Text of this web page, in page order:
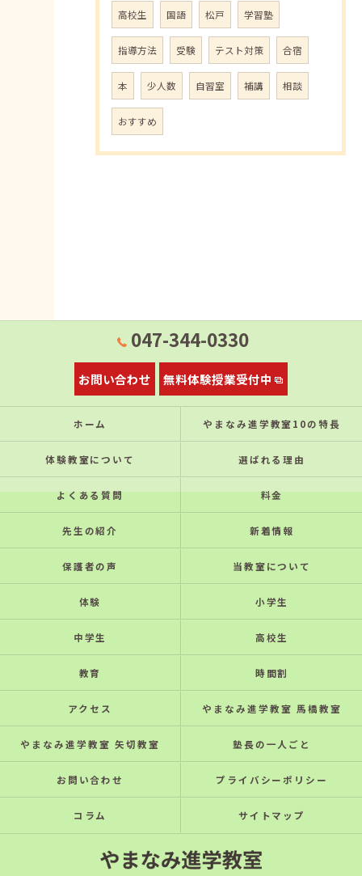
高校生 国語 松戸 学習塾
指導方法 受験 テスト対策 合宿
本 少人数 自習室 補講 相談
おすすめ
047-344-0330
お問い合わせ 無料体験授業受付中
ホーム やまなみ進学教室10の特⻑
体験教室について 選ばれる理由
よくある質問 料金
先生の紹介 新着情報
保護者の声 当教室について
体験 小学生
中学生 高校生
教育 時間割
アクセス やまなみ進学教室 馬橋教室
やまなみ進学教室 矢切教室 塾長の一人ごと
お問い合わせ プライバシーポリシー
コラム サイトマップ